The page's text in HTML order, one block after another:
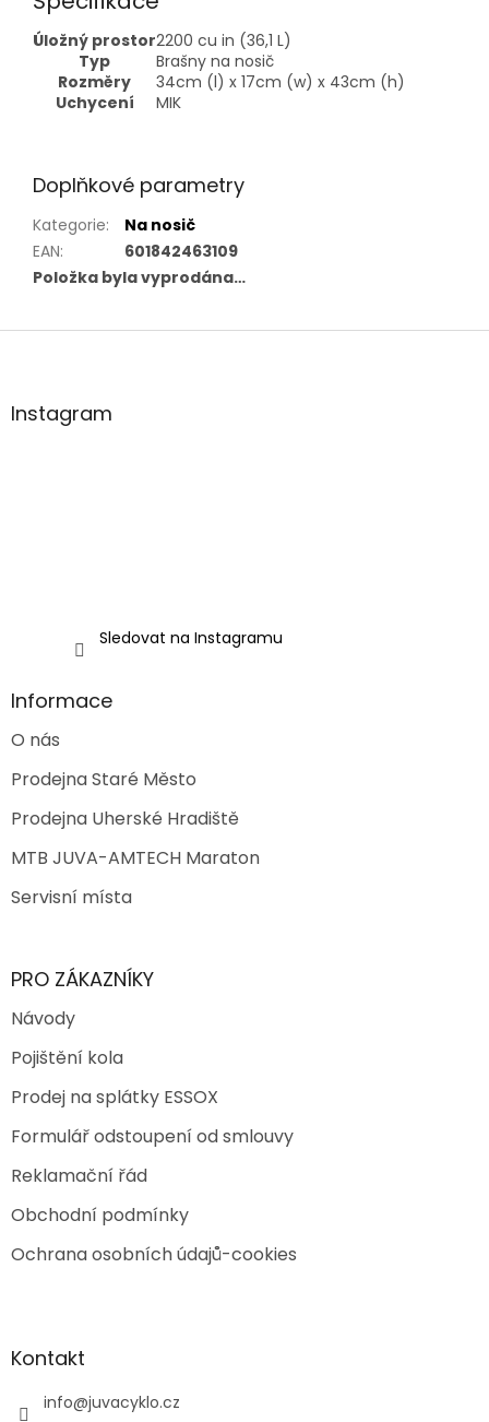
Úložný prostor2200 cu in (36,1 L)
Typ
Brašny na nosič
Rozměry
34cm (l) x 17cm (w) x 43cm (h)
Uchycení
MIK
Doplňkové parametry
Kategorie:
Na nosič
EAN:
601842463109
Položka byla vyprodána…
Z
aInstagram
Sledovat na Instagramu
Informace
O nás
Prodejna Staré Město
Prodejna Uherské Hradiště
MTB JUVA-AMTECH Maraton
Servisní místa
PRO ZÁKAZNÍKY
Návody
Pojištění kola
Prodej na splátky ESSOX
Formulář odstoupení od smlouvy
Reklamační řád
Obchodní podmínky
Ochrana osobních údajů-cookies
Kontakt
info@juvacyklo.cz